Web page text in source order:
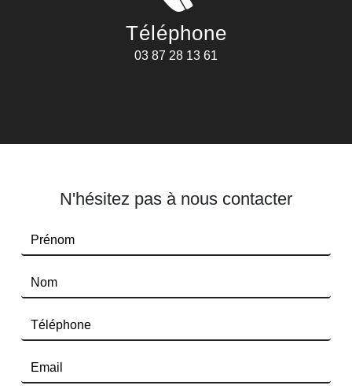
Téléphone
03 87 28 13 61
N'hésitez pas à nous contacter